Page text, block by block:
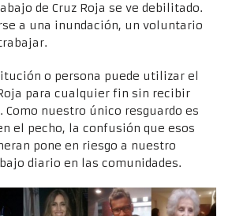
de Cruz Roja se ve debilitado.
a una inundación, un voluntario
o persona puede utilizar el
para cualquier fin sin recibir
Como nuestro único resguardo es
el pecho, la confusión que esos
pone en riesgo a nuestro
diario en las comunidades.